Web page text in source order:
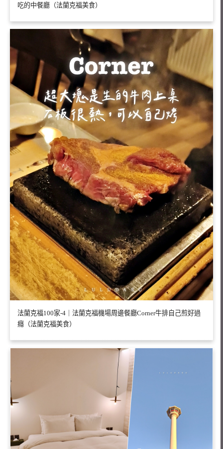
吃的中餐廳（法蘭克福美食）
法蘭克福100家-4｜法蘭克福機場周邊餐廳Corner牛排自己煎好過
癮（法蘭克福美食）